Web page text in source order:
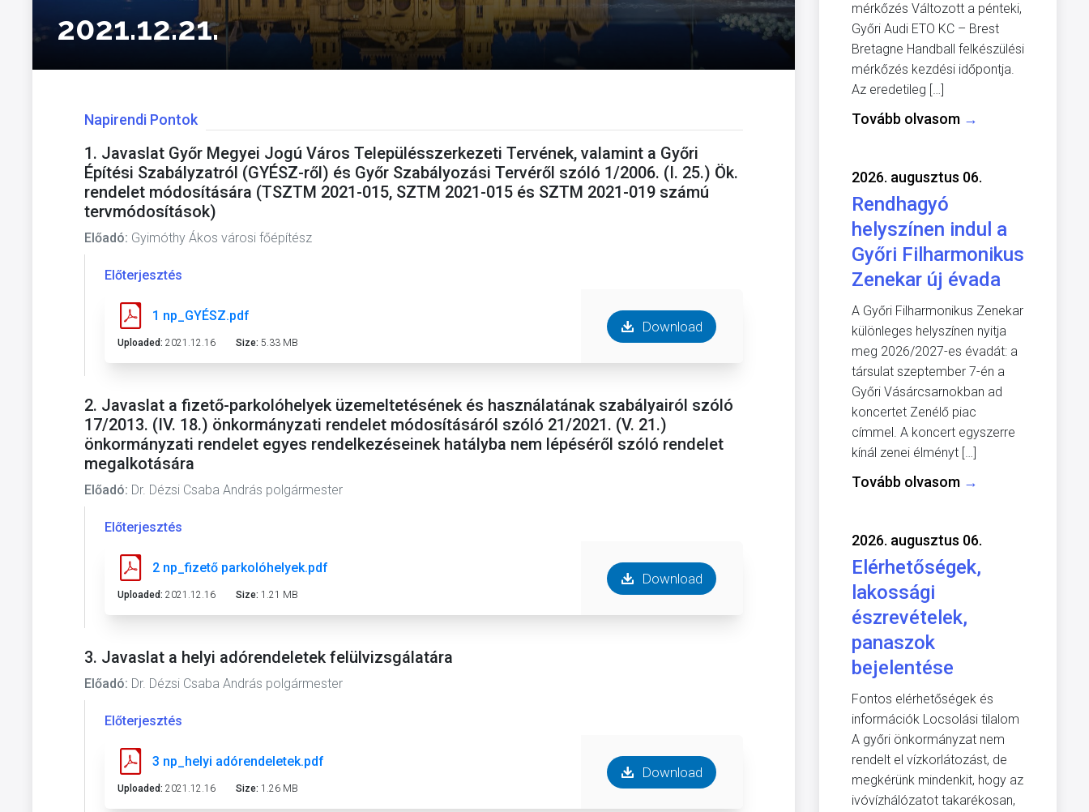
2021.12.21.
Napirendi Pontok
1. Javaslat Győr Megyei Jogú Város Településszerkezeti Tervének, valamint a Győri
Építési Szabályzatról (GYÉSZ-ről) és Győr Szabályozási Tervéről szóló 1/2006. (I. 25.) Ök.
rendelet módosítására (TSZTM 2021-015, SZTM 2021-015 és SZTM 2021-019 számú
tervmódosítások)
Előadó: Gyimóthy Ákos városi főépítész
Előterjesztés
1 np_GYÉSZ.pdf
Uploaded: 2021.12.16 Size: 5.33 MB
Download
2. Javaslat a fizető-parkolóhelyek üzemeltetésének és használatának szabályairól szóló
17/2013. (IV. 18.) önkormányzati rendelet módosításáról szóló 21/2021. (V. 21.)
önkormányzati rendelet egyes rendelkezéseinek hatályba nem lépéséről szóló rendelet
megalkotására
Előadó: Dr. Dézsi Csaba András polgármester
Előterjesztés
2 np_fizető parkolóhelyek.pdf
Uploaded: 2021.12.16 Size: 1.21 MB
Download
3. Javaslat a helyi adórendeletek felülvizsgálatára
Előadó: Dr. Dézsi Csaba András polgármester
Előterjesztés
3 np_helyi adórendeletek.pdf
Uploaded: 2021.12.16 Size: 1.26 MB
Download
mérkőzés Változott a pénteki,
Győri Audi ETO KC – Brest
Bretagne Handball felkészülési
mérkőzés kezdési időpontja.
Az eredetileg […]
Tovább olvasom →
2026. augusztus 06.
Rendhagyó
helyszínen indul a
Győri Filharmonikus
Zenekar új évada
A Győri Filharmonikus Zenekar
különleges helyszínen nyitja
meg 2026/2027-es évadát: a
társulat szeptember 7-én a
Győri Vásárcsarnokban ad
koncertet Zenélő piac
címmel. A koncert egyszerre
kínál zenei élményt […]
Tovább olvasom →
2026. augusztus 06.
Elérhetőségek,
lakossági
észrevételek,
panaszok
bejelentése
Fontos elérhetőségek és
információk Locsolási tilalom
A győri önkormányzat nem
rendelt el vízkorlátozást, de
megkérünk mindenkit, hogy az
ivóvízhálózatot takarékosan,